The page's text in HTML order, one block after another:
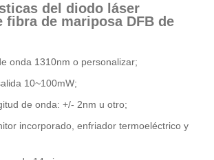
del diodo láser
fibra de mariposa DFB de
onda 1310nm o personalizar;
10~100mW;
de onda: +/- 2nm u otro;
incorporado, enfriador termoeléctrico y